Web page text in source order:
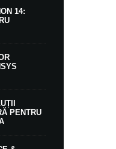
14:
PENTRU